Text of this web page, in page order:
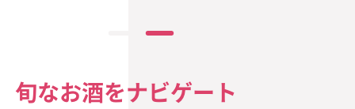
旬なお酒をナビゲート